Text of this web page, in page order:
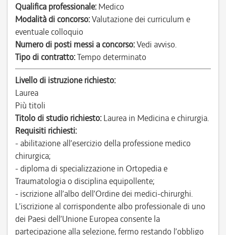
Qualifica professionale: Medico
Modalità di concorso:Valutazione dei curriculum e
eventuale colloquio
Numero di posti messi a concorso:Vedi avviso.
Tipo di contratto:Tempo determinato
Livello di istruzione richiesto:
Laurea
Più titoli
Titolo di studio richiesto: Laurea in Medicina e chirurgia.
Requisiti richiesti:
- abilitazione all’esercizio della professione medico
chirurgica;
- diploma di specializzazione in Ortopedia e
Traumatologia o disciplina equipollente;
- iscrizione all’albo dell’Ordine dei medici-chirurghi.
L’iscrizione al corrispondente albo professionale di uno
dei Paesi dell’Unione Europea consente la
partecipazione alla selezione, fermo restando l’obbligo